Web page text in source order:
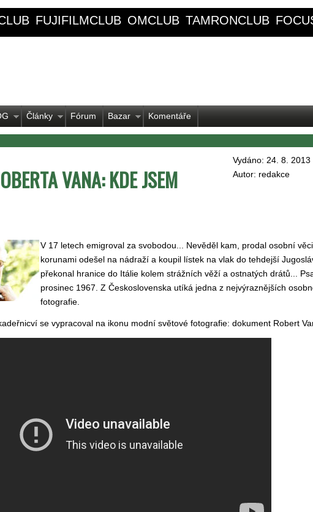
FUJIFILMCLUB OMCLUB TAMRONCLUB
Články Fórum Bazar Komentáře
VANA: KDE JSEM
Vydáno: 24. 8. 2013
Autor: redakce
V 17 letech emigroval za svobodou... Nevěděl kam, prodal osobní
korunami odešel na nádraží a koupil lístek na vlak do tehdejší
překonal hranice do Itálie kolem strážních věží a ostnatých drátů...
prosinec 1967. Z Československa utíká jedna z nejvýraznějších
fotografie.
se vypracoval na ikonu modní světové fotografie: dokument Robert